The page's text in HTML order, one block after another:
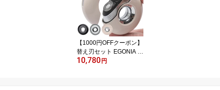
クタイプ ダイエット 筋
トレ フードプロフェッシ
ョナルアワード3つ星）
【送料無料】【DM】
【1000円OFFクーポン】
替え刃セット EGONIA マ
イクロタッチシェーバー
10,780 円